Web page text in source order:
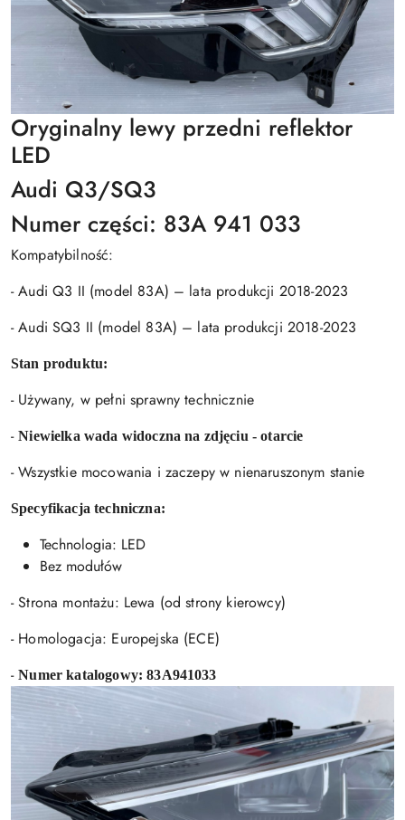
Oryginalny lewy przedni reflektor
LED
Audi Q3/SQ3
Numer części: 83A 941 033
Kompatybilność:
- Audi Q3 II (model 83A) – lata produkcji 2018-2023
- Audi SQ3 II (model 83A) – lata produkcji 2018-2023
Stan produktu:
- Używany, w pełni sprawny technicznie
-Niewielka wada widoczna na zdjęciu - otarcie
- Wszystkie mocowania i zaczepy w nienaruszonym stanie
Specyfikacja techniczna:
Technologia: LED
Bez modułów
- Strona montażu: Lewa (od strony kierowcy)
- Homologacja: Europejska (ECE)
-Numer katalogowy: 83A941033